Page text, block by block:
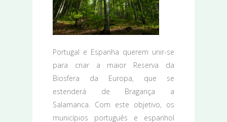
Portugal e Espanha querem unir-se
para criar a maior Reserva da
Biosfera da Europa, que se
estenderá de Bragança a
Salamanca. Com este objetivo, os
municípios português e espanhol